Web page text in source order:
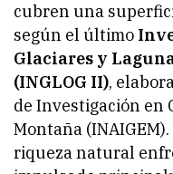
cubren una
según el último
Glaciares y
(INGLOG II),
de Investigación en
Montaña
riqueza natural